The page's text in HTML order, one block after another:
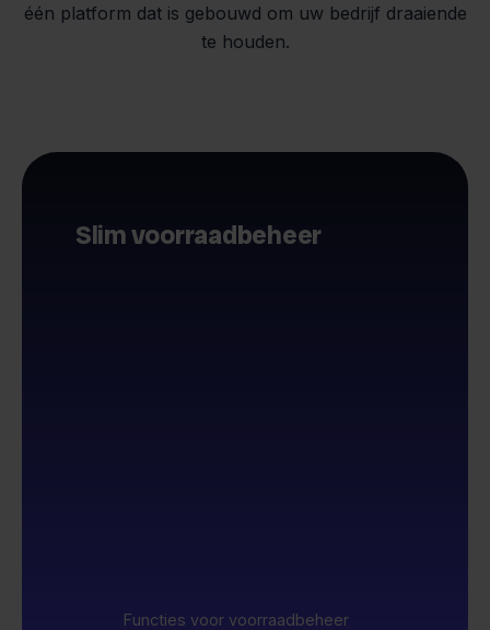
één platform dat is gebouwd om uw bedrijf draaiende
te houden.
Slim voorraadbeheer
Functies voor voorraadbeheer